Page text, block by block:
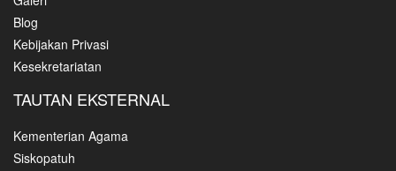
Blog
Kebijakan Privasi
Kesekretariatan
TAUTAN EKSTERNAL
Kementerian Agama
Siskopatuh